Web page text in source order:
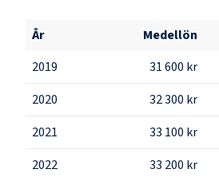
År Medellön
2019
31 600 kr
2020
32 300 kr
2021
33 100 kr
2022
33 200 kr